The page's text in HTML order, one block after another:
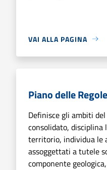
VAI ALLA PAGINA
Piano delle Regole
Definisce gli ambiti
consolidato, disciplina
territorio, individua le
assoggettati a tutele
componente